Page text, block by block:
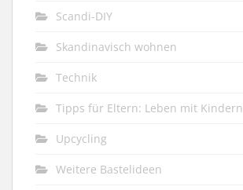
Scandi-DIY
Skandinavisch wohnen
Technik
Tipps für Eltern: Leben mit Kindern
Upcycling
Weitere Bastelideen